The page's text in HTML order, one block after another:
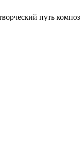
путь